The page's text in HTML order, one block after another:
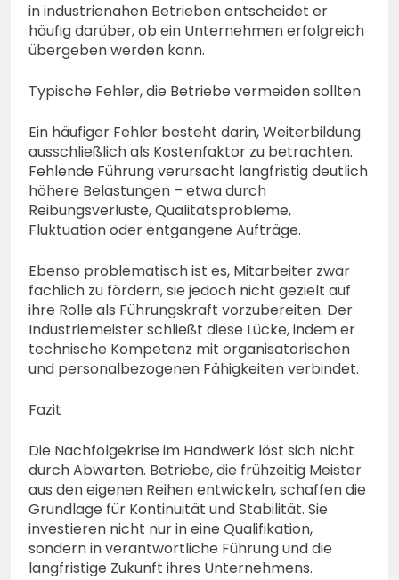
in industrienahen Betrieben entscheidet er
häufig darüber, ob ein Unternehmen erfolgreich
übergeben werden kann.
Typische Fehler, die Betriebe vermeiden sollten
Ein häufiger Fehler besteht darin, Weiterbildung
ausschließlich als Kostenfaktor zu betrachten.
Fehlende Führung verursacht langfristig deutlich
höhere Belastungen – etwa durch
Reibungsverluste, Qualitätsprobleme,
Fluktuation oder entgangene Aufträge.
Ebenso problematisch ist es, Mitarbeiter zwar
fachlich zu fördern, sie jedoch nicht gezielt auf
ihre Rolle als Führungskraft vorzubereiten. Der
Industriemeister schließt diese Lücke, indem er
technische Kompetenz mit organisatorischen
und personalbezogenen Fähigkeiten verbindet.
Fazit
Die Nachfolgekrise im Handwerk löst sich nicht
durch Abwarten. Betriebe, die frühzeitig Meister
aus den eigenen Reihen entwickeln, schaffen die
Grundlage für Kontinuität und Stabilität. Sie
investieren nicht nur in eine Qualifikation,
sondern in verantwortliche Führung und die
langfristige Zukunft ihres Unternehmens.